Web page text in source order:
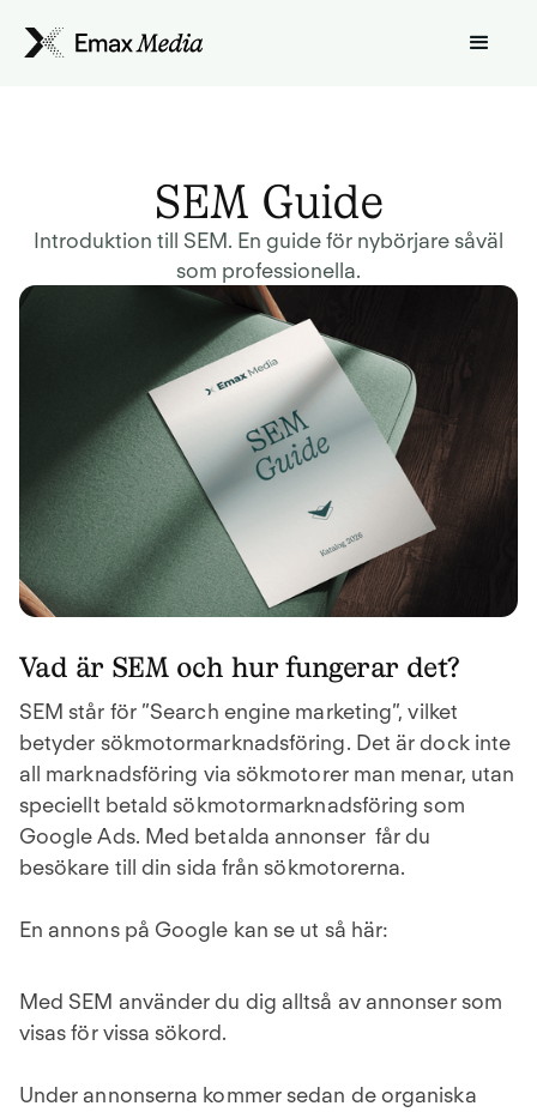
SEM Guide
Introduktion till SEM. En guide för nybörjare såväl
som professionella.
Vad är SEM och hur fungerar det?
SEM står för ”Search engine marketing”, vilket
betyder sökmotormarknadsföring. Det är dock inte
all marknadsföring via sökmotorer man menar, utan
speciellt betald sökmotormarknadsföring som
Google Ads. Med betalda annonser får du
besökare till din sida från sökmotorerna.
En annons på Google kan se ut så här:
Med SEM använder du dig alltså av annonser som
visas för vissa sökord.
Under annonserna kommer sedan de organiska